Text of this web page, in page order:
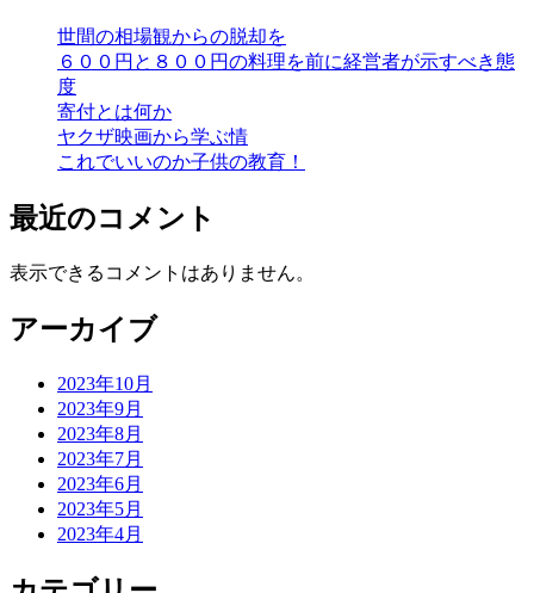
世間の相場観からの脱却を
６００円と８００円の料理を前に経営者が示すべき態
度
寄付とは何か
ヤクザ映画から学ぶ情
これでいいのか子供の教育！
最近のコメント
表示できるコメントはありません。
アーカイブ
2023年10月
2023年9月
2023年8月
2023年7月
2023年6月
2023年5月
2023年4月